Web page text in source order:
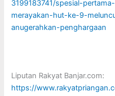
3199183741/spesial-
merayakan-hut-ke-9-
anugerahkan-penghargaan
Liputan Rakyat Banjar.com:
https://